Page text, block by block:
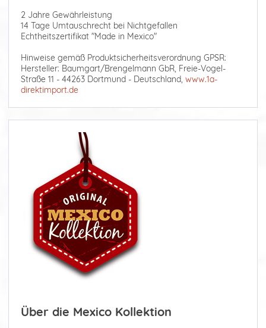
2 Jahre Gewährleistung
14 Tage Umtauschrecht bei Nichtgefallen
Echtheitszertifikat "Made in Mexico"
Hinweise gemäß Produktsicherheitsverordnung GPSR:
Hersteller: Baumgart/Brengelmann GbR, Freie-Vogel-
Straße 11 - 44263 Dortmund - Deutschland, www.1a-
direktimport.de
Über die Mexico Kollektion